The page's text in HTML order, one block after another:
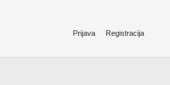
Prijava Registracija